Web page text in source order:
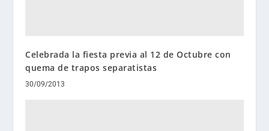
Celebrada la fiesta previa al 12 de Octubre con
quema de trapos separatistas
30/09/2013